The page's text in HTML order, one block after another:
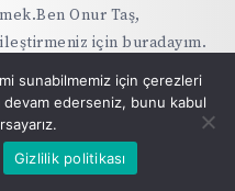
Onur Taş,
için buradayım.
dört gözle
sunabilmemiz için çerezleri
devam ederseniz, bunu kabul
Gizlilik politikası